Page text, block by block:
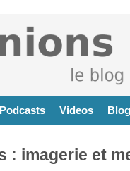
Podcasts Videos Blog
: imagerie et